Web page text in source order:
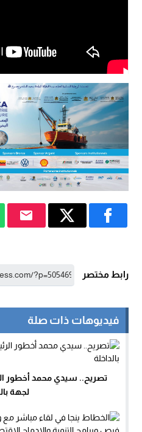
رابط مختصر
فيديوهات ذات صلة
تصريح.. سيدي محمد أخطور
لجهة